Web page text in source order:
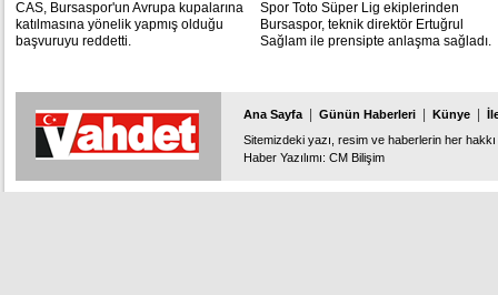
CAS, Bursaspor'un Avrupa kupalarına
katılmasına yönelik yapmış olduğu
başvuruyu reddetti.
Spor Toto Süper Lig ekiplerinden
Bursaspor, teknik direktör Ertuğrul
Sağlam ile prensipte anlaşma sağladı.
Ana Sayfa Günün Haberleri Künye
Sitemizdeki yazı, resim ve haberlerin her
Haber Yazılımı: CM Bilişim